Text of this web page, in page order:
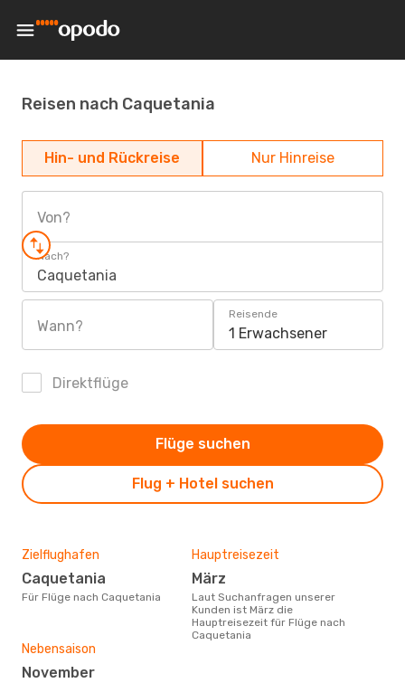
Reisen nach Caquetania
Hin- und Rückreise Nur Hinreise
Von?
Nach?
Caquetania
Wann?
Reisende
1 Erwachsener
Direktflüge
Flug + Hotel suchen
Flüge suchen
Zielflughafen
Caquetania
Für Flüge nach Caquetania
Hauptreisezeit
März
Laut Suchanfragen unserer
Kunden ist März die
Hauptreisezeit für Flüge nach
Caquetania
Nebensaison
November